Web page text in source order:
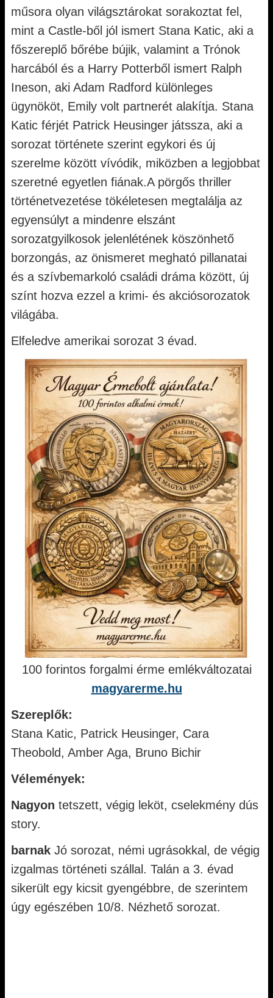
műsora olyan világsztárokat sorakoztat fel,
mint a Castle-ből jól ismert Stana Katic, aki a
főszereplő bőrébe bújik, valamint a Trónok
harcából és a Harry Potterből ismert Ralph
Ineson, aki Adam Radford különleges
ügynököt, Emily volt partnerét alakítja. Stana
Katic férjét Patrick Heusinger játssza, aki a
sorozat története szerint egykori és új
szerelme között vívódik, miközben a legjobbat
szeretné egyetlen fiának.A pörgős thriller
történetvezetése tökéletesen megtalálja az
egyensúlyt a mindenre elszánt
sorozatgyilkosok jelenlétének köszönhető
borzongás, az önismeret megható pillanatai
és a szívbemarkoló családi dráma között, új
színt hozva ezzel a krimi- és akciósorozatok
világába.
Elfeledve amerikai sorozat 3 évad.
100 forintos forgalmi érme emlékváltozatai
magyarerme.hu
Szereplők:
Stana Katic, Patrick Heusinger, Cara
Theobold, Amber Aga, Bruno Bichir
Vélemények:
Nagyon tetszett, végig leköt, cselekmény dús
story.
barnak Jó sorozat, némi ugrásokkal, de végig
izgalmas történeti szállal. Talán a 3. évad
sikerült egy kicsit gyengébbre, de szerintem
úgy egészében 10/8. Nézhető sorozat.